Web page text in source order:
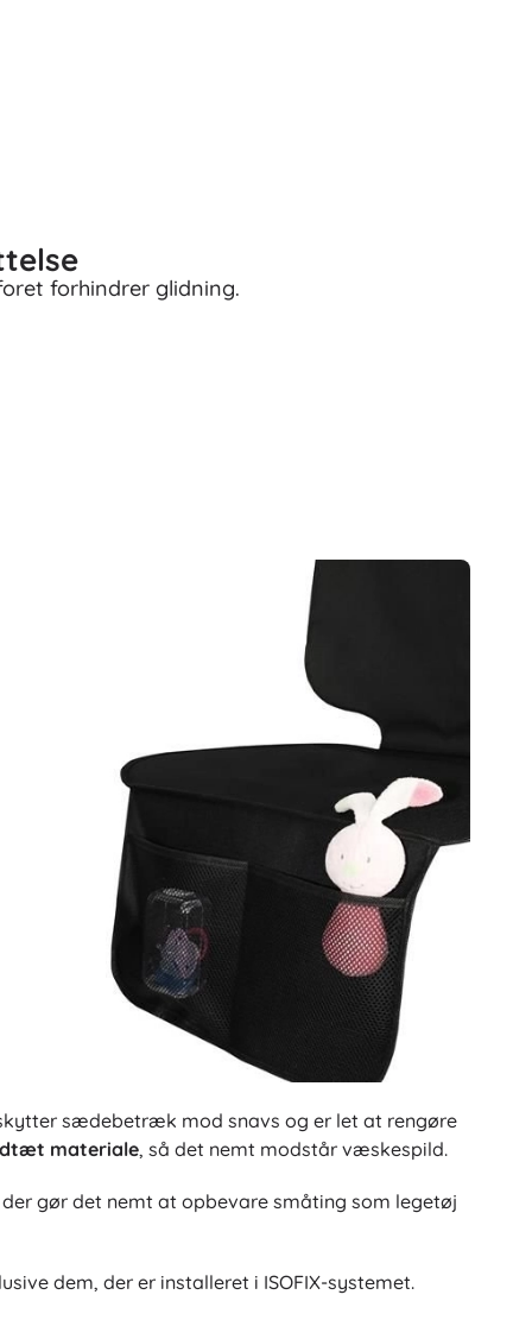
forhindrer glidning.
sædebetræk mod snavs og er let at rengøre
materiale, så det nemt modstår væskespild.
der gør det nemt at opbevare småting som legetøj
dem, der er installeret i ISOFIX-systemet.